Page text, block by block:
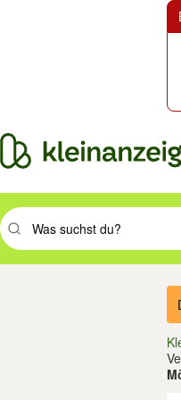
Suchbegriff eingeben.